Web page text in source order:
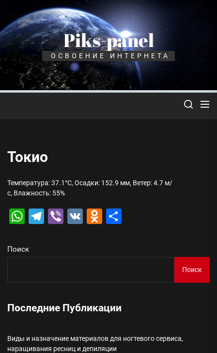
Перейти
содержимому
Piks-panel
ОСВОЕНИЕ ИНТЕРНЕТА
Токио
Температура: 37.1°C, Осадки: 152.9 мм, Ветер: 4.7 м/
с, Влажность: 55%
WhatsApp
Telegram
Viber
VK Odnoklassniki
Поиск
Поиск
Последние Публикации
Виды и назначение материалов для ногтевого сервиса,
наращивания ресниц и депиляции